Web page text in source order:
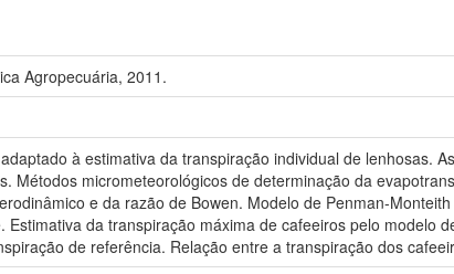
Agropecuária, 2011.
à estimativa da transpiração individual de lenhosas.
Métodos micrometeorológicos de determinação da
e da razão de Bowen. Modelo de Penman-
Estimativa da transpiração máxima de cafeeiros pelo modelo
de referência. Relação entre a transpiração dos